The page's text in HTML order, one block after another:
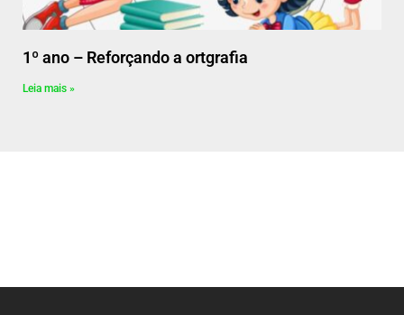
1º ano – Reforçando a ortgrafia
Leia mais »